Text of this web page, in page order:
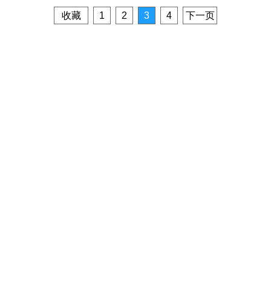
收藏 1 2 3 4 下一页